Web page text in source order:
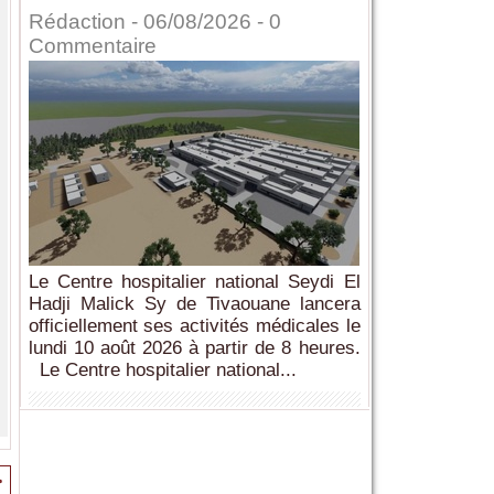
Rédaction - 06/08/2026 - 0
Commentaire
Le Centre hospitalier national Seydi El
Hadji Malick Sy de Tivaouane lancera
officiellement ses activités médicales le
lundi 10 août 2026 à partir de 8 heures.
Le Centre hospitalier national...